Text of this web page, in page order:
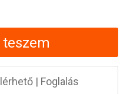
teszem
| Foglalás